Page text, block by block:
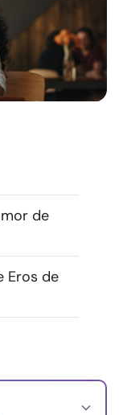
reservados.
de
Eros de